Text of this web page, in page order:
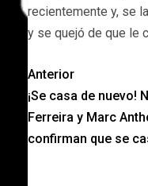
recientemente y, se
y se quejó de que le
Anterior
¡Se casa de nuevo!
Ferreira y Marc
confirman que se